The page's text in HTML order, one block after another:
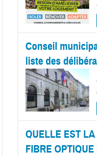
Conseil
liste des
QUELLE EST
FIBRE